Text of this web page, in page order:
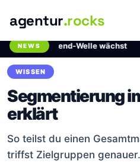
agentur.rocks
NEWS
Breaking News Ticker
Trend-Welle wächst·
WISSEN
Segmentierung
erklärt
So teilst du einen
triffst Zielgruppen genauer.